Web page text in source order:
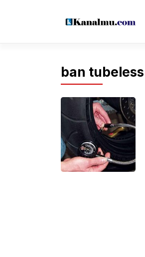
ban tubeless